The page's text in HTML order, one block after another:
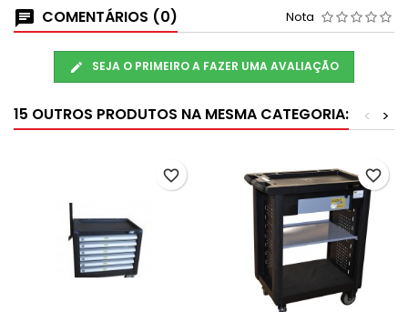
COMENTÁRIOS (0) Nota
SEJA O PRIMEIRO A FAZER UMA AVALIAÇÃO
15 OUTROS PRODUTOS NA MESMA CATEGORIA: >
<
favorite_border favorite_border